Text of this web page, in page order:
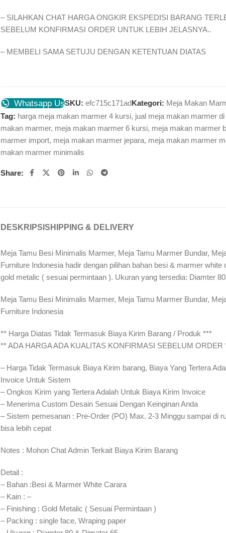
– SILAHKAN CHAT HARGA ONGKIR EKSPEDISI BARANG
SEBELUM KONFIRMASI ORDER UNTUK LEBIH JELASNYA..
– MEMBELI SAMA SETUJU DENGAN KETENTUAN DIATAS
Whatsapp UsSKU:efc715c171adKategori: Meja Makan
Tag: harga meja makan marmer 4 kursi, jual meja makan marmer
makan marmer, meja makan marmer 6 kursi, meja makan marmer
marmer import, meja makan marmer jepara, meja makan marmer
makan marmer minimalis
Share:
DESKRIPSI SHIPPING & DELIVERY
Meja Tamu Besi Minimalis Marmer, Meja Tamu Marmer Bundar,
Furniture Indonesia hadir dengan pilihan bahan besi & marmer white
gold metalic ( sesuai permintaan ). Ukuran yang tersedia: Diamter
Meja Tamu Besi Minimalis Marmer, Meja Tamu Marmer Bundar,
Furniture Indonesia
** Harga Diatas Tidak Termasuk Biaya Kirim Barang / Produk ***
** ADA HARGA ADA KUALITAS KONFIRMASI SEBELUM ORDER
– Harga Tidak Termasuk Biaya Kirim barang, Biaya Yang Tertera
Invoice Untuk Sistem
– Ongkos Kirim yang Tertera Adalah Untuk Biaya Kirim Invoice
– Menerima Custom Desain Sesuai Dengan Keinginan Anda
– Sistem pemesanan : Pre-Order (PO) Max. 2-3 Minggu sampai di
bisa lebih cepat⁣⁣
Notes : Mohon Chat Admin Terkait Biaya Kirim Barang
Detail :
– Bahan :Besi & Marmer White Carara
– Kain : –
– Finishing : Gold Metalic ( Sesuai Permintaan )
– Packing : single face, Wraping paper